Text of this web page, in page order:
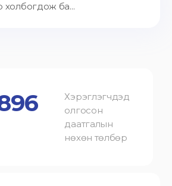
холбогдож ба...
Хэрэглэгчдэд
олгосон
даатгалын
нөхөн төлбөр